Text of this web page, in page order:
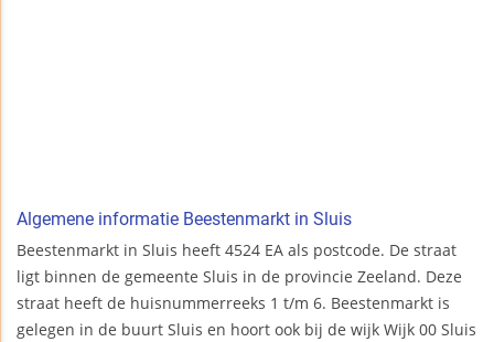
Algemene informatie Beestenmarkt in Sluis
Beestenmarkt in Sluis heeft 4524 EA als postcode. De straat
ligt binnen de gemeente Sluis in de provincie Zeeland. Deze
straat heeft de huisnummerreeks 1 t/m 6. Beestenmarkt is
gelegen in de buurt Sluis en hoort ook bij de wijk Wijk 00 Sluis